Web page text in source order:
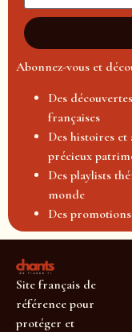
Abonnez-vous et
Des
françaises
Des histoires
précieux
Des playlists
monde
Des
Site français de
référence pour
protéger et